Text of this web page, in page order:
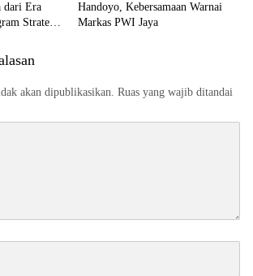
dari Era
Strategis
Handoyo, Kebersamaan Warnai
Markas PWI Jaya
akan dipublikasikan. Ruas yang wajib ditandai